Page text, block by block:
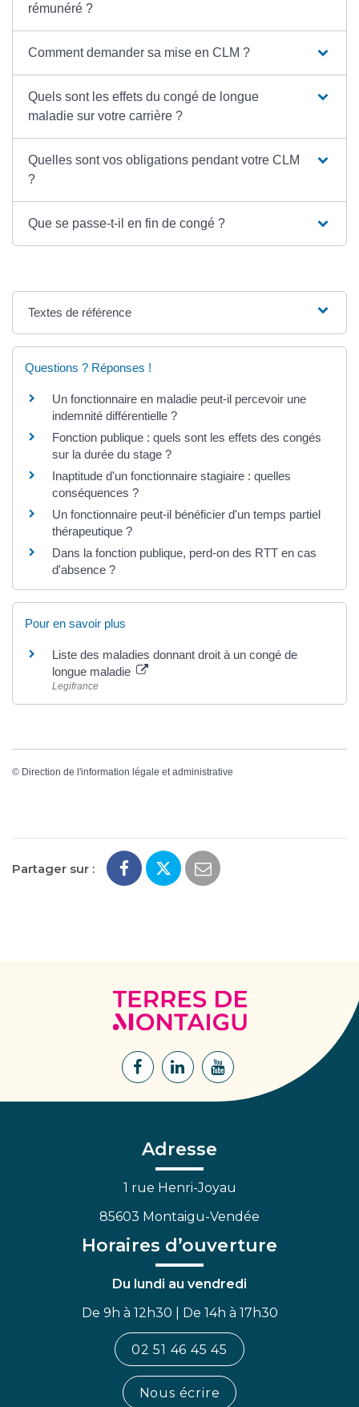
rémunéré ?
Comment demander sa mise en CLM ?
Quels sont les effets du congé de longue
maladie sur votre carrière ?
Quelles sont vos obligations pendant votre CLM
?
Que se passe-t-il en fin de congé ?
Textes de référence
Questions ? Réponses !
Un fonctionnaire en maladie peut-il percevoir une
indemnité différentielle ?
Fonction publique : quels sont les effets des congés
sur la durée du stage ?
Inaptitude d'un fonctionnaire stagiaire : quelles
conséquences ?
Un fonctionnaire peut-il bénéficier d'un temps partiel
thérapeutique ?
Dans la fonction publique, perd-on des RTT en cas
d'absence ?
Pour en savoir plus
Liste des maladies donnant droit à un congé de
longue maladie
Legifrance
© Direction de l'information légale et administrative
Partager sur :
Terres
de
Lien
Facebook
Lien
Linkedin
Lien
Adresse
1 rue Henri-Joyau
85603 Montaigu-Vendée
Horaires d’ouverture
Du lundi au vendredi
De 9h à 12h30 | De 14h à 17h30
02 51 46 45 45
Nous écrire